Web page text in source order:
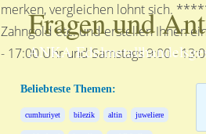
merken, vergleichen lohnt sich.
Zahngold etc. und erstellen Ihnen
- 17:00 Uhr und Samstags 9:00 -
Fragen und
ANKA
Beliebteste Themen:
cumhuriyet bilezik altin juweliere